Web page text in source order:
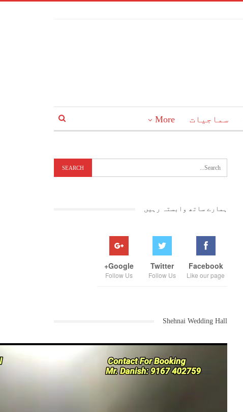
سماجیات More
ہمارے ساتھ وابستہ رہیں
Facebook
Like our page
Twitter
Follow Us
Google+
Follow Us
Shehnai Wedding Hall